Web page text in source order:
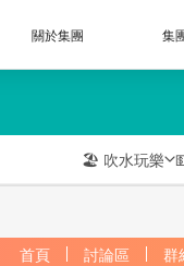
關於集團 集
🏖️ 吹水玩樂
首頁 討論區 群